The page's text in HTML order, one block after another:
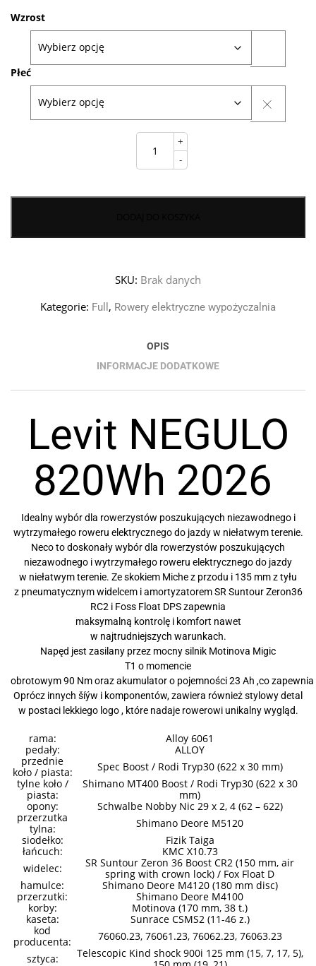
Wzrost
Płeć
Levit
NEGULO
820Wh
2026
+
-
SKU: Brak danych
Kategorie: Full , Rowery elektryczne wypożyczalnia
OPIS
INFORMACJE DODATKOWE
Levit NEGULO
820Wh 2026
Idealny wybór dla rowerzystów poszukujących niezawodnego i
wytrzymałego roweru elektrycznego do jazdy w niełatwym terenie.
Neco to doskonały wybór dla rowerzystów poszukujących
niezawodnego i wytrzymałego roweru elektrycznego do jazdy
w niełatwym terenie. Ze skokiem Miche z przodu i 135 mm z tyłu
z pneumatycznym widelcem i amortyzatorem SR Suntour Zeron36
RC2 i Foss Float DPS zapewnia
maksymalną kontrolę i komfort nawet
w najtrudniejszych warunkach.
Napęd jest zasilany przez mocny silnik Motinova Migic
T1 o momencie
obrotowym 90 Nm oraz akumulator o pojemności 23 Ah ,co zapewnia
Oprócz innych šíýw i komponentów, zawiera również stylowy detal
w postaci lekkiego logo , które nadaje rowerowi unikalny wygląd.
rama:
Alloy 6061
pedały:
ALLOY
przednie
koło / piasta:
Spec Boost / Rodi Tryp30 (622 x 30 mm)
tylne koło /
piasta:
Shimano MT400 Boost / Rodi Tryp30 (622 x 30
mm)
opony:
Schwalbe Nobby Nic 29 x 2, 4 (62 – 622)
przerzutka
tylna:
Shimano Deore M5120
siodełko:
Fizik Taiga
łańcuch:
KMC X10.73
widelec:
SR Suntour Zeron 36 Boost CR2 (150 mm, air
spring with crown lock) / Fox Float D
hamulce:
Shimano Deore M4120 (180 mm disc)
przerzutki:
Shimano Deore M4100
korby:
Motinova (170 mm, 38 t.)
kaseta:
Sunrace CSMS2 (11-46 z.)
kod
producenta:
76060.23, 76061.23, 76062.23, 76063.23
sztyca:
Telescopic Kind shock 900i 125 mm (15, 7, 17, 5),